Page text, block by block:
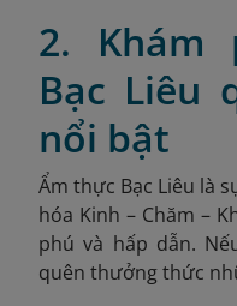
2. Khám
Bạc Liêu
nổi bật
Ẩm thực Bạc Liêu là
hóa Kinh – Chăm –
phú và hấp dẫn.
quên thưởng thức